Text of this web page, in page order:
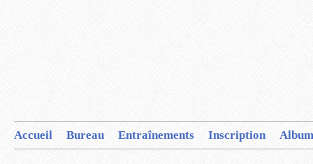
Accueil Bureau Entraînements Inscription